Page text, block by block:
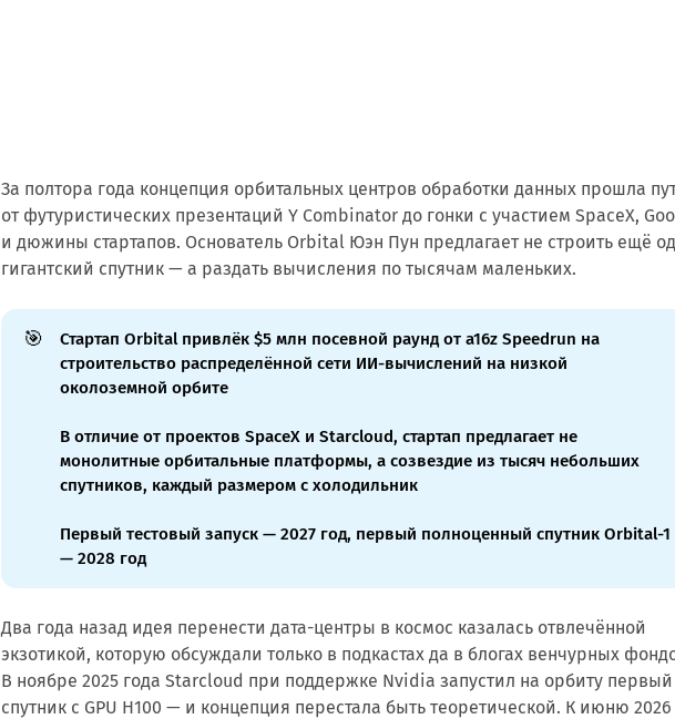
За полтора года концепция орбитальных центров обработки данных прошла
от футуристических презентаций Y Combinator до гонки с участием SpaceX,
и дюжины стартапов. Основатель Orbital Юэн Пун предлагает не строить ещё
гигантский спутник — а раздать вычисления по тысячам маленьких.
🎯
Стартап Orbital привлёк $5 млн посевной раунд от a16z Speedrun на
строительство распределённой сети ИИ-вычислений на низкой
околоземной орбите
В отличие от проектов SpaceX и Starcloud, стартап предлагает не
монолитные орбитальные платформы, а созвездие из тысяч небольших
спутников, каждый размером с холодильник
Первый тестовый запуск — 2027 год, первый полноценный спутник Orbital-1
— 2028 год
Два года назад идея перенести дата-центры в космос казалась отвлечённой
экзотикой, которую обсуждали только в подкастах да в блогах венчурных
В ноябре 2025 года Starcloud при поддержке Nvidia запустил на орбиту первый
спутник с GPU H100 — и концепция перестала быть теоретической. К июню 2026